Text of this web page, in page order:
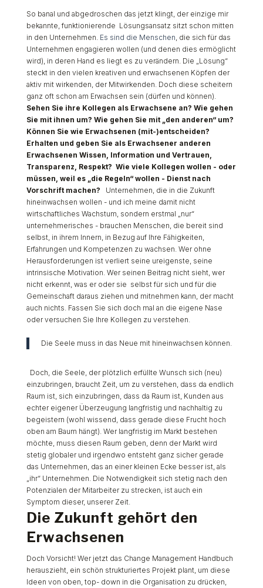
So banal und abgedroschen das jetzt klingt, der einzige mir
bekannte, funktionierende Lösungsansatz sitzt schon mitten
in den Unternehmen. Es sind die Menschen , die sich für das
Unternehmen engagieren wollen (und denen dies ermöglicht
wird), in deren Hand es liegt es zu verändern. Die „Lösung“
steckt in den vielen kreativen und erwachsenen Köpfen der
aktiv mit wirkenden, der Mitwirkenden. Doch diese scheitern
ganz oft schon am Erwachsen sein (dürfen und können).
Sehen Sie ihre Kollegen als Erwachsene an? Wie gehen
Sie mit ihnen um? Wie gehen Sie mit „den anderen“ um?
Können Sie wie Erwachsenen (mit-)entscheiden?
Erhalten und geben Sie als Erwachsener anderen
Erwachsenen Wissen, Information und Vertrauen,
Transparenz, Respekt? Wie viele Kollegen wollen - oder
müssen, weil es „die Regeln“ wollen - Dienst nach
Vorschrift machen? Unternehmen, die in die Zukunft
hineinwachsen wollen - und ich meine damit nicht
wirtschaftliches Wachstum, sondern erstmal „nur“
unternehmerisches - brauchen Menschen, die bereit sind
selbst, in ihrem Innern, in Bezug auf Ihre Fähigkeiten,
Erfahrungen und Kompetenzen zu wachsen. Wer ohne
Herausforderungen ist verliert seine ureigenste, seine
intrinsische Motivation. Wer seinen Beitrag nicht sieht, wer
nicht erkennt, was er oder sie selbst für sich und für die
Gemeinschaft daraus ziehen und mitnehmen kann, der macht
auch nichts. Fassen Sie sich doch mal an die eigene Nase
oder versuchen Sie Ihre Kollegen zu verstehen.
Die Seele muss in das Neue mit hineinwachsen können.
Doch, die Seele, der plötzlich erfüllte Wunsch sich (neu)
einzubringen, braucht Zeit, um zu verstehen, dass da endlich
Raum ist, sich einzubringen, dass da Raum ist, Kunden aus
echter eigener Überzeugung langfristig und nachhaltig zu
begeistern (wohl wissend, dass gerade diese Frucht hoch
oben am Baum hängt). Wer langfristig im Markt bestehen
möchte, muss diesen Raum geben, denn der Markt wird
stetig globaler und irgendwo entsteht ganz sicher gerade
das Unternehmen, das an einer kleinen Ecke besser ist, als
„ihr“ Unternehmen. Die Notwendigkeit sich stetig nach den
Potenzialen der Mitarbeiter zu strecken, ist auch ein
Symptom dieser, unserer Zeit.
Die Zukunft gehört den
Erwachsenen
Doch Vorsicht! Wer jetzt das Change Management Handbuch
herauszieht, ein schön strukturiertes Projekt plant, um diese
Ideen von oben, top- down in die Organisation zu drücken,